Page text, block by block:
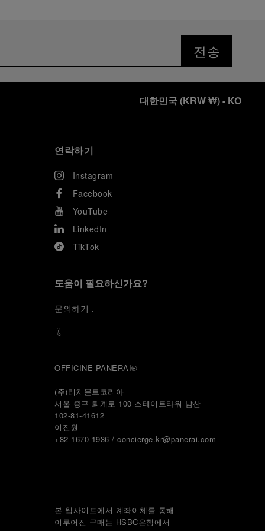
전송
대한민국(KRW ₩)- KO
연락하기
Instagram
Facebook
YouTube
LinkedIn
TikTok
도움이 필요하신가요?
문의하기 .
OFFICINE PANERAI®
(주)리치몬트코리아
서울 중구 퇴계로 100 스테이트타워 남산
102-81-41612
이진원
+82 1670-1936 / concierge.kr@panerai.com
본 웹사이트에서 계좌이체를 통해
이루어진 구매는 HSBC은행에서